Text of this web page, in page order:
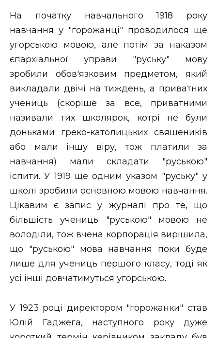
На початку навчального 1918 року
навчання у "горожанці" проводилося ще
угорською мовою, але потім за наказом
єпархіальної управи "руську" мову
зробили обов'язковим предметом, який
викладали двічі на тиждень, а приватних
учениць (скоріше за все, приватними
називали тих школярок, котрі не були
доньками греко-католицьких священиків
або мали іншу віру, тож платили за
навчання) мали складати "руською"
іспити. У 1919 ще одним указом "руську" у
школі зробили основною мовою навчання.
Цікавим є запис у журналі про те, що
більшість учениць "руською" мовою не
володіли, тож вчена корпорація вирішила,
що "руською" мова навчання поки буде
лише для учениць першого класу, тоді як
усі інші довчатимуться угорською.
У 1923 році директором "горожанки" став
Юлій Гаджега, наступного року дуже